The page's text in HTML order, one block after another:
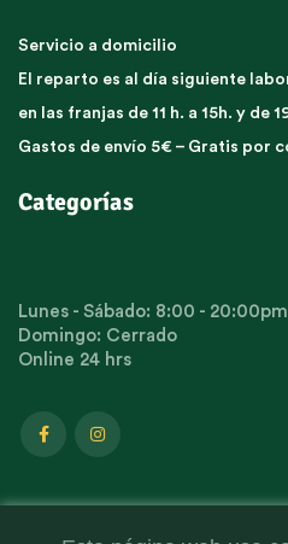
Servicio a domicilio
El reparto es al día siguiente
en las franjas de 11 h. a 15h. y de
Gastos de envío 5€ – Gratis por
Categorías
Lunes - Sábado: 8:00 - 20:00pm
Domingo: Cerrado
Online 24 hrs